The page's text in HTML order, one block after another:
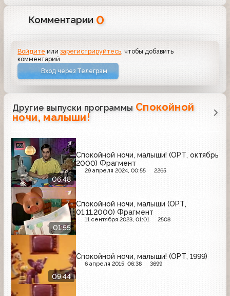
Комментарии 0
Войдите илизарегистрируйтесь , чтобы добавить
комментарий
Вход через Телеграм
Другие выпуски программы Спокойной
ночи, малыши!
06:48
Спокойной ночи, малыши! (ОРТ, октябрь
2000) Фрагмент
29 апреля 2024, 00:55 2265
01:55
Спокойной ночи, малыши (ОРТ,
01.11.2000) Фрагмент
11 сентября 2023, 01:01 2508
09:44
Спокойной ночи, малыши! (ОРТ, 1999)
6 апреля 2015, 06:38 3699